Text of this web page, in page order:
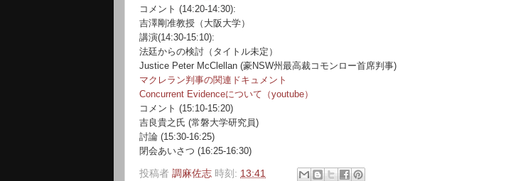
コメント (14:20-14:30):
吉澤剛准教授（大阪大学）
講演(14:30-15:10):
法廷からの検討（タイトル未定）
Justice Peter McClellan (豪NSW州最高裁コモンロー首席判事)
マクレラン判事の関連ドキュメント
Concurrent Evidenceについて（youtube）
コメント (15:10-15:20)
吉良貴之氏 (常磐大学研究員)
討論 (15:30-16:25)
閉会あいさつ (16:25-16:30)
投稿者 調麻佐志 時刻: 13:41